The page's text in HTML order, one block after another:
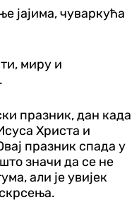
јајима, чуваркућа
миру и
празник, дан када
Христа и
празник спада у
значи да се не
али је увијек